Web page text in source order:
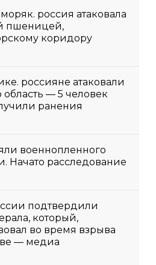
россия атаковала
пшеницей,
коридору
россияне атаковали
— 5 человек
ранения
военнопленного
Начато расследование
подтвердили
который,
во время взрыва
— медиа